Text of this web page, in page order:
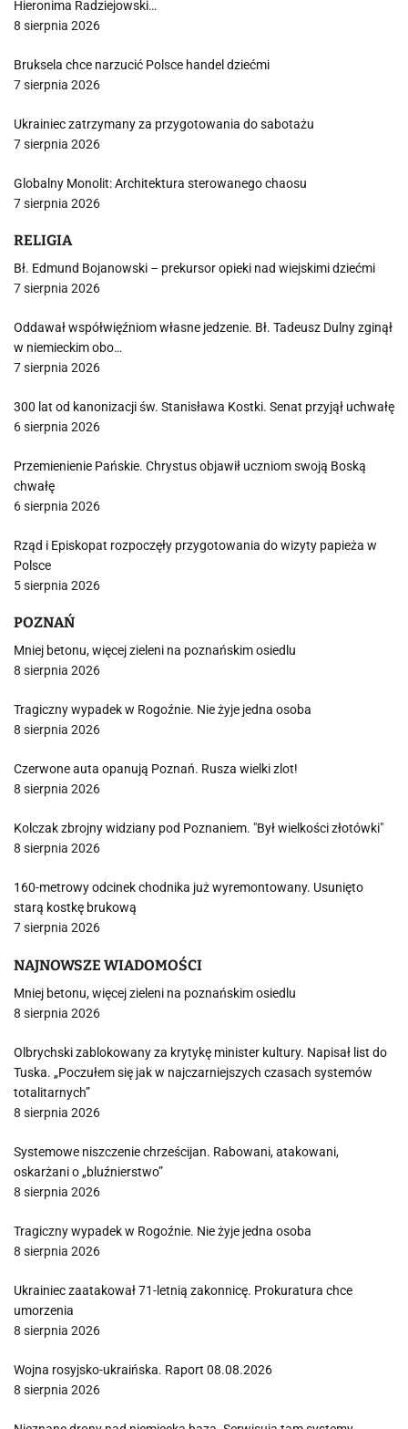
Hieronima Radziejowski…
8 sierpnia 2026
Bruksela chce narzucić Polsce handel dziećmi
7 sierpnia 2026
Ukrainiec zatrzymany za przygotowania do sabotażu
7 sierpnia 2026
Globalny Monolit: Architektura sterowanego chaosu
7 sierpnia 2026
RELIGIA
Bł. Edmund Bojanowski – prekursor opieki nad wiejskimi dziećmi
7 sierpnia 2026
Oddawał współwięźniom własne jedzenie. Bł. Tadeusz Dulny zginął
w niemieckim obo…
7 sierpnia 2026
300 lat od kanonizacji św. Stanisława Kostki. Senat przyjął uchwałę
6 sierpnia 2026
Przemienienie Pańskie. Chrystus objawił uczniom swoją Boską
chwałę
6 sierpnia 2026
Rząd i Episkopat rozpoczęły przygotowania do wizyty papieża w
Polsce
5 sierpnia 2026
POZNAŃ
Mniej betonu, więcej zieleni na poznańskim osiedlu
8 sierpnia 2026
Tragiczny wypadek w Rogoźnie. Nie żyje jedna osoba
8 sierpnia 2026
Czerwone auta opanują Poznań. Rusza wielki zlot!
8 sierpnia 2026
Kolczak zbrojny widziany pod Poznaniem. "Był wielkości złotówki"
8 sierpnia 2026
160-metrowy odcinek chodnika już wyremontowany. Usunięto
starą kostkę brukową
7 sierpnia 2026
NAJNOWSZE WIADOMOŚCI
Mniej betonu, więcej zieleni na poznańskim osiedlu
8 sierpnia 2026
Olbrychski zablokowany za krytykę minister kultury. Napisał list do
Tuska. „Poczułem się jak w najczarniejszych czasach systemów
totalitarnych”
8 sierpnia 2026
Systemowe niszczenie chrześcijan. Rabowani, atakowani,
oskarżani o „bluźnierstwo”
8 sierpnia 2026
Tragiczny wypadek w Rogoźnie. Nie żyje jedna osoba
8 sierpnia 2026
Ukrainiec zaatakował 71-letnią zakonnicę. Prokuratura chce
umorzenia
8 sierpnia 2026
Wojna rosyjsko-ukraińska. Raport 08.08.2026
8 sierpnia 2026